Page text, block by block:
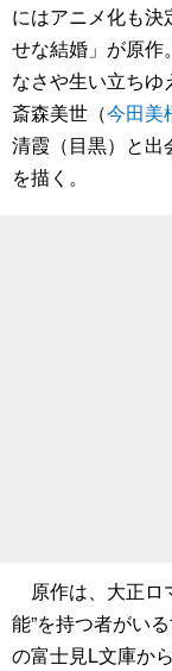
にはアニメ化も決
せな結婚」が原作
なさや生い立ちゆ
斎森美世（今田美
清霞（目黒）と出
を描く。
原作は、大正ロ
能”を持つ者がい
の富士見L文庫か